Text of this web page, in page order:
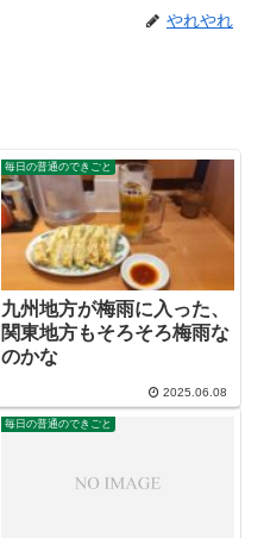
やれやれ
毎日の普通のできごと
九州地方が梅雨に入った、
関東地方もそろそろ梅雨な
のかな
2025.06.08
毎日の普通のできごと